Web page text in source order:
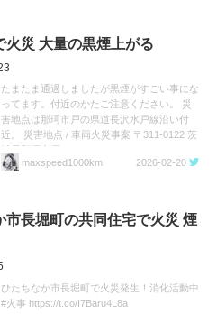
火災 大量の黒煙上がる
たまたま通過しましたが黒煙がすごい事にな
ってます。付近のかたご注意ください。 災
害地点は那珂市戸の県道長沢水戸線沿い付
近。 災害地点 / 車両火災事案 〒311-0122 茨
https://t.co/OThMcSuW4u
maxspeed1000km 2026-02-20
市長堀町の共同住宅で火災 煙
ひたちなか市長堀町で火災発生！消化活動中
#火事 https://t.co/I7Baru4L8a